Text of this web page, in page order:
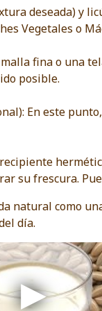
deseada) y
Vegetales o
fina o una
posible.
En este
su frescura.
natural como
día.